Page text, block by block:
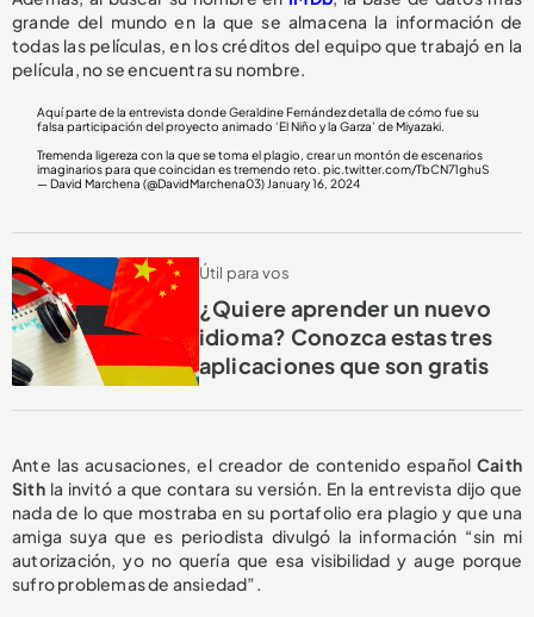
grande del mundo en la que se almacena la información de
todas las películas, en los créditos del equipo que trabajó en la
película, no se encuentra su nombre.
Aquí parte de la entrevista donde Geraldine Fernández detalla de cómo fue su
falsa participación del proyecto animado ‘El Niño y la Garza’ de Miyazaki.
Tremenda ligereza con la que se toma el plagio, crear un montón de escenarios
imaginarios para que coincidan es tremendo reto.pic.twitter.com/TbCN71ghuS
— David Marchena (@DavidMarchena03) January 16, 2024
Útil para vos
¿Quiere aprender un nuevo
idioma? Conozca estas tres
aplicaciones que son gratis
Ante las acusaciones, el creador de contenido español Caith
Sithla invitó a que contara su versión. En la entrevista dijo que
nada de lo que mostraba en su portafolio era plagio y que una
amiga suya que es periodista divulgó la información “sin mi
autorización, yo no quería que esa visibilidad y auge porque
sufro problemas de ansiedad”.